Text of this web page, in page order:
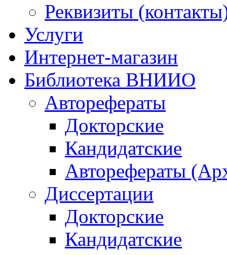
Реквизиты
Услуги
Интернет-магазин
Библиотека ВНИИО
Авторефераты
Докторские
Кандидатские
Авторефераты
Диссертации
Докторские
Кандидатские